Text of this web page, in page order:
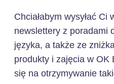
Chciałabym wysyłać Ci
newslettery z poradami
języka, a także ze
produkty i zajęcia w OK
się na otrzymywanie